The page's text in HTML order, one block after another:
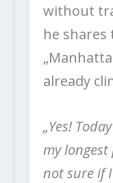
without
he shares
already
„Yes!
my longest
not sure if